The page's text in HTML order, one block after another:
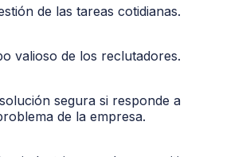
de las tareas cotidianas.
valioso de los reclutadores.
segura si responde a
de la empresa.